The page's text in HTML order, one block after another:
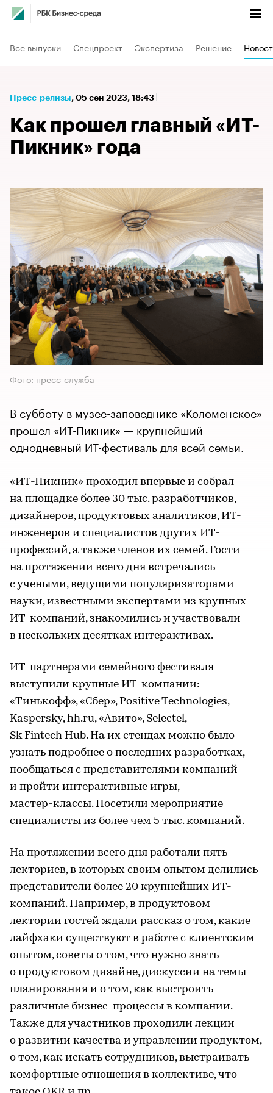
Все выпуски Спецпроект Экспертиза Решение
Пресс-релизы⁠, 05 сен 2023, 18:43
Как прошел главный «ИТ-
Пикник» года
Фото: пресс-служба
В субботу в музее-заповеднике «Коломенское»
прошел «ИТ-Пикник»​​​​​​​ — крупнейший
однодневный ИT-фестиваль для всей семьи.
«ИТ-Пикник» проходил впервые и собрал
на площадке более 30 тыс. разработчиков,
дизайнеров, продуктовых аналитиков, ИT-
инженеров и специалистов других ИT-
профессий, а также членов их семей. Гости
на протяжении всего дня встречались
с учеными, ведущими популяризаторами
науки, известными экспертами из крупных
ИT-компаний, знакомились и участвовали
в нескольких десятках интерактивах.
ИT-партнерами семейного фестиваля
выступили крупные ИT-компании:
«Тинькофф», «Сбер», Positive Technologies,
Kaspersky, hh.ru, «Авито», Selectel,
Sk Fintech Hub. На их стендах можно было
узнать подробнее о последних разработках,
пообщаться с представителями компаний
и пройти интерактивные игры,
мастер-классы. Посетили мероприятие
специалисты из более чем 5 тыс. компаний.
На протяжении всего дня работали пять
лекториев, в которых своим опытом делились
представители более 20 крупнейших ИT-
компаний. Например, в продуктовом
лектории гостей ждали рассказ о том, какие
лайфхаки существуют в работе с клиентским
опытом, советы о том, что нужно знать
о продуктовом дизайне, дискуссии на темы
планирования и о том, как выстроить
различные бизнес-процессы в компании.
Также для участников проходили лекции
о развитии качества и управлении продуктом,
о том, как искать сотрудников, выстраивать
комфортные отношения в коллективе, что